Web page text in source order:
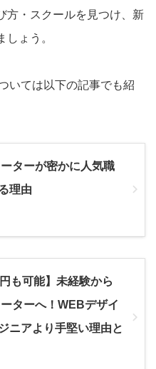
方・スクールを見つけ、新
ょう。
いては以下の記事でも紹
ターが密かに人気職
理由
も可能】未経験から
ターへ！WEBデザイ
ニアより手堅い理由と